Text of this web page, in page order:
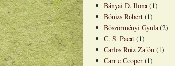
Bányai D. Ilona (1)
Bónizs Róbert (1)
Böszörményi Gyula (2)
C. S. Pacat (1)
Carlos Ruiz Zafón (1)
Carrie Cooper (1)